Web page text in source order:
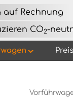
auf Rechnung
CO2-